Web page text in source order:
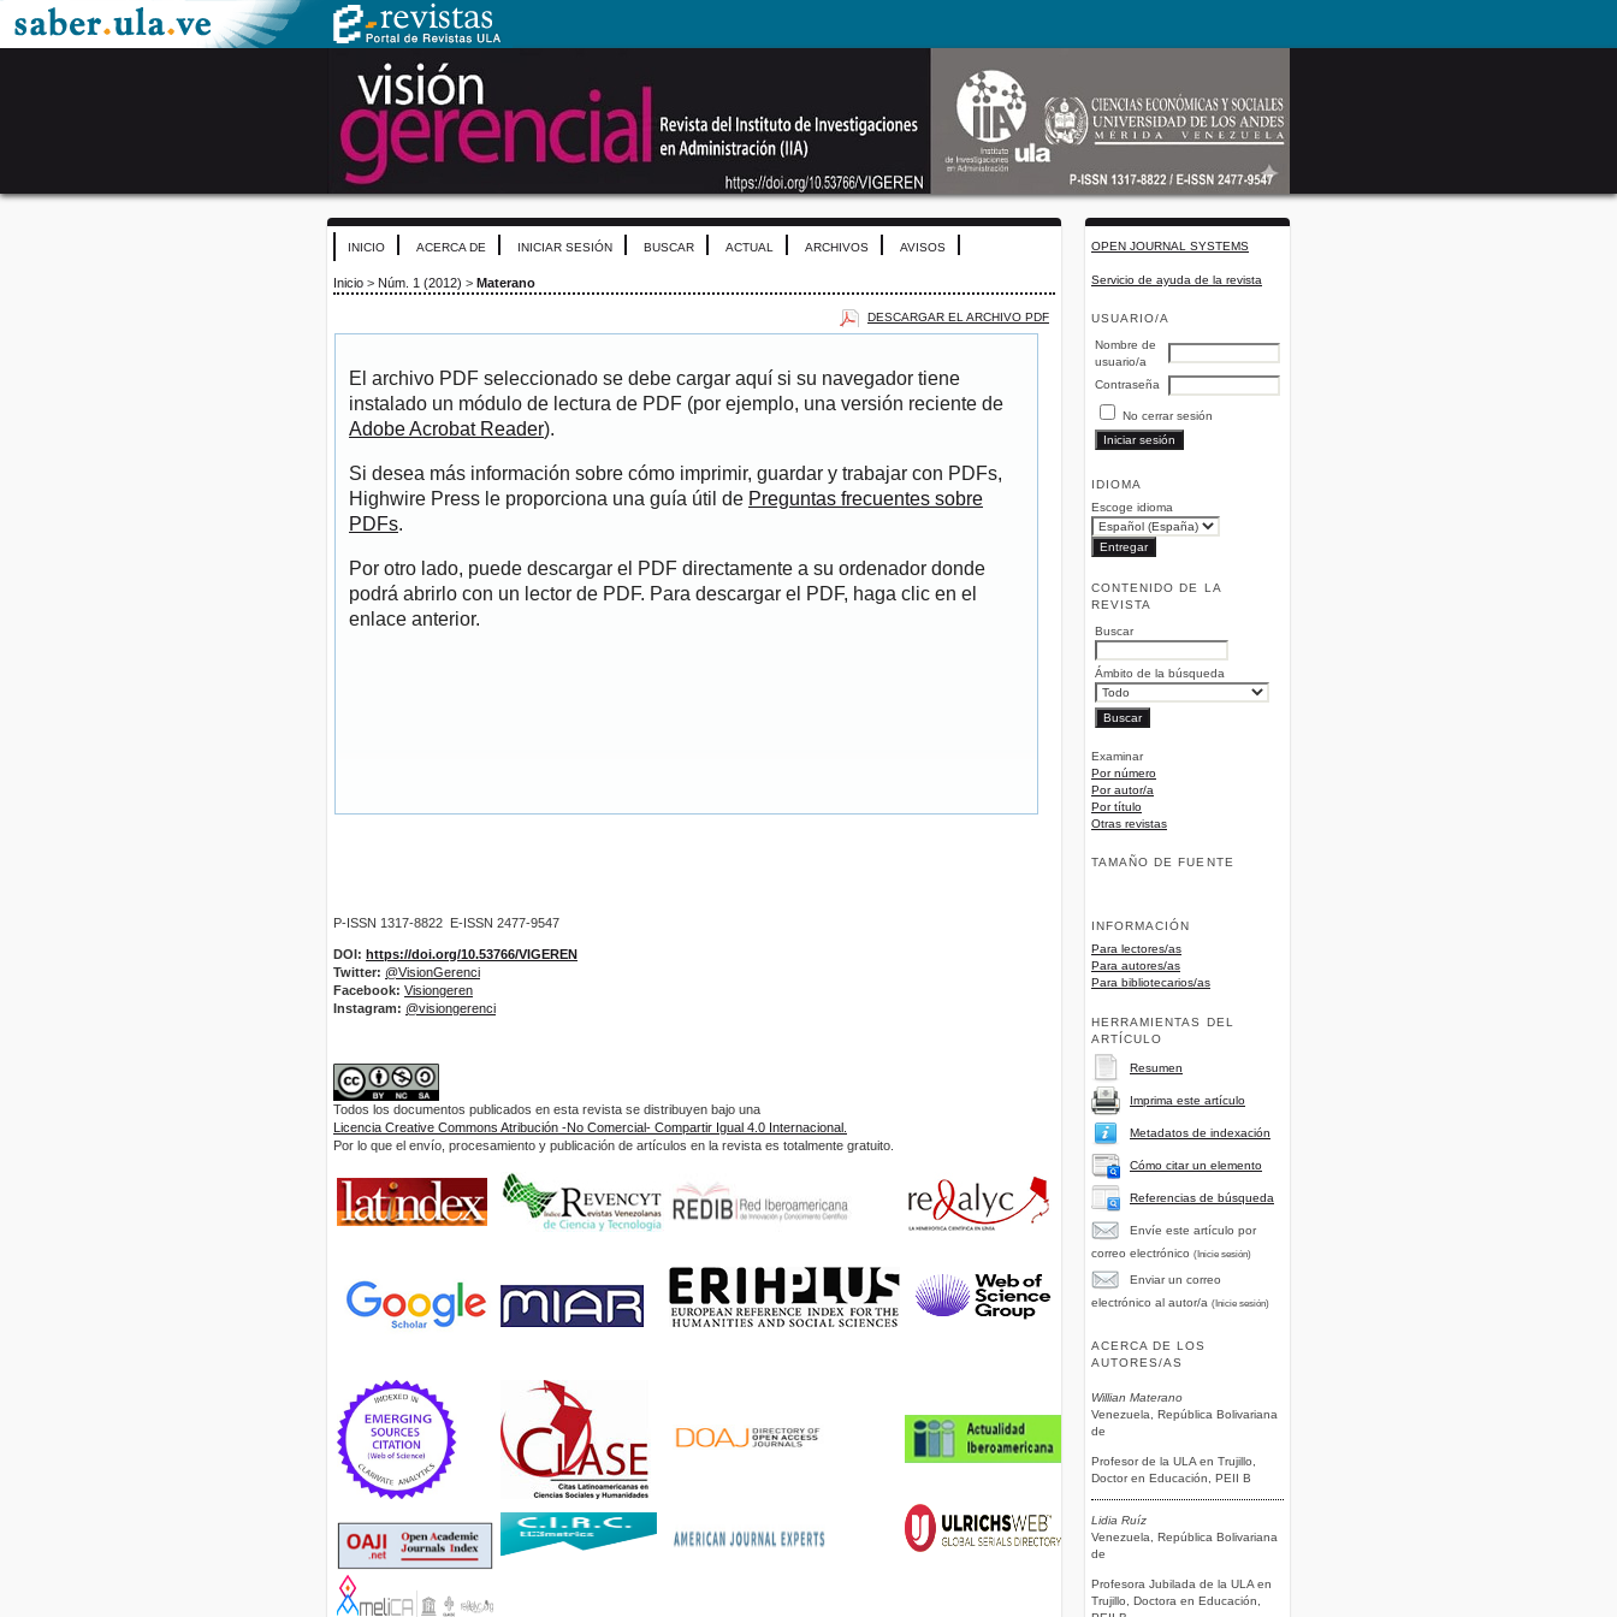
OPEN JOURNAL SYSTEMS
Servicio de ayuda de la revista
USUARIO/A
Nombre de
usuario/a
Contraseña
No cerrar sesión
IDIOMA
Escoge idioma
CONTENIDO DE LA
REVISTA
Buscar
Ámbito de la búsqueda
Examinar
Por número
Por autor/a
Por título
Otras revistas
TAMAÑO DE FUENTE
INFORMACIÓN
Para lectores/as
Para autores/as
Para bibliotecarios/as
HERRAMIENTAS DEL
ARTÍCULO
Resumen
Imprima este artículo
Metadatos de indexación
Cómo citar un elemento
Referencias de búsqueda
Envíe este artículo por
correo electrónico (Inicie sesión)
Enviar un correo
electrónico al autor/a (Inicie sesión)
ACERCA DE LOS
AUTORES/AS
Willian Materano
Venezuela, República Bolivariana
de
Profesor de la ULA en Trujillo,
Doctor en Educación, PEII B
Lidia Ruíz
Venezuela, República Bolivariana
de
Profesora Jubilada de la ULA en
Trujillo, Doctora en Educación,
INICIO ACERCA DE INICIAR SESIÓN BUSCAR ACTUAL ARCHIVOS AVISOS
Inicio > Núm. 1 (2012) > Materano
DESCARGAR EL ARCHIVO PDF
El archivo PDF seleccionado se debe cargar aquí si su navegador tiene
instalado un módulo de lectura de PDF (por ejemplo, una versión reciente de
Adobe Acrobat Reader).
Si desea más información sobre cómo imprimir, guardar y trabajar con PDFs,
Highwire Press le proporciona una guía útil de Preguntas frecuentes sobre
PDFs.
Por otro lado, puede descargar el PDF directamente a su ordenador donde
podrá abrirlo con un lector de PDF. Para descargar el PDF, haga clic en el
enlace anterior.
P-ISSN 1317-8822 E-ISSN 2477-9547
DOI: https://doi.org/10.53766/VIGEREN
Twitter: @VisionGerenci
Facebook: Visiongeren
Instagram: @visiongerenci
Todos los documentos publicados en esta revista se distribuyen bajo una
Licencia Creative Commons Atribución -No Comercial- Compartir Igual 4.0 Internacional.
Por lo que el envío, procesamiento y publicación de artículos en la revista es totalmente gratuito.